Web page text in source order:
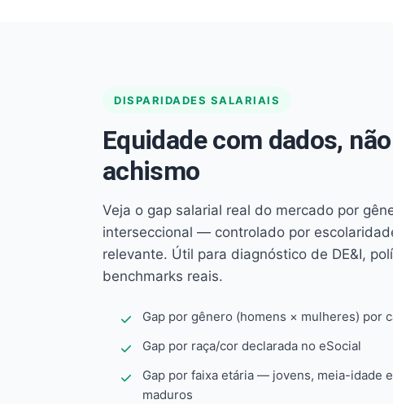
DISPARIDADES SALARIAIS
Equidade com dados,
achismo
Veja o gap salarial real do mercado por
interseccional — controlado por
relevante. Útil para diagnóstico de DE&I,
benchmarks reais.
Gap por gênero (homens × mulheres) por
Gap por raça/cor declarada no eSocial
Gap por faixa etária — jovens, meia-idade
maduros